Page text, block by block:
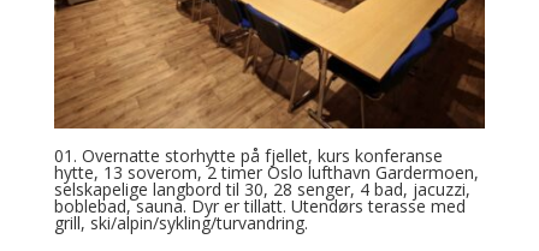
01. Overnatte storhytte på fjellet, kurs konferanse
hytte, 13 soverom, 2 timer Oslo lufthavn Gardermoen,
selskapelige langbord til 30, 28 senger, 4 bad, jacuzzi,
boblebad, sauna. Dyr er tillatt. Utendørs terasse med
grill, ski/alpin/sykling/turvandring.